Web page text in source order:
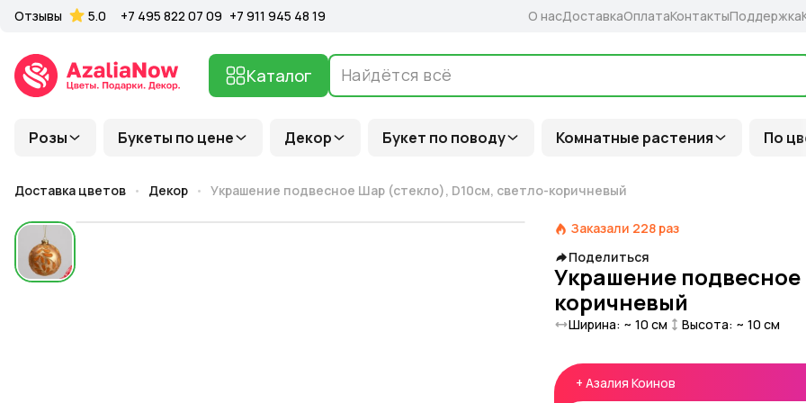
Розы Букеты по цене Декор Букет по поводу Комнатные растения По
Каталог
Отзывы 5.0 +7 495 822 07 09 +7 911 945 48 19 О насДоставкаОплатаКонтактыПоддержка
Доставка цветов Декор Украшение подвесное Шар (стекло), D10см, светло-коричневый
Заказали 228 раз
Поделиться
Украшение
коричневый
Ширина: ~ 10 см Высота: ~ 10 см
+ Азалия Коинов